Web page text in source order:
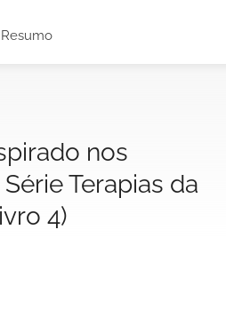
nos
Terapias da
4)